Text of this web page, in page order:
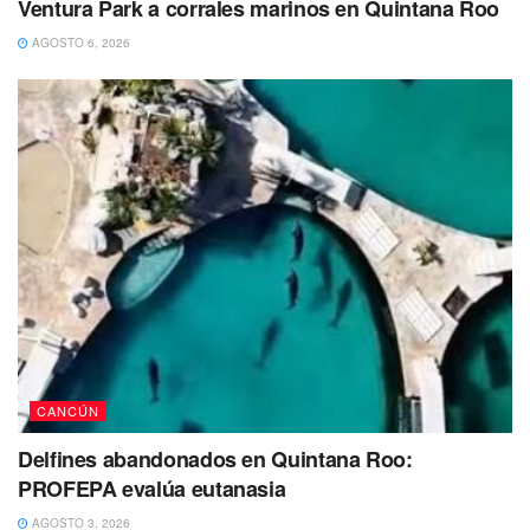
Ventura Park a corrales marinos en Quintana Roo
AGOSTO 6, 2026
CANCÚN
Delfines abandonados en Quintana Roo:
PROFEPA evalúa eutanasia
AGOSTO 3, 2026